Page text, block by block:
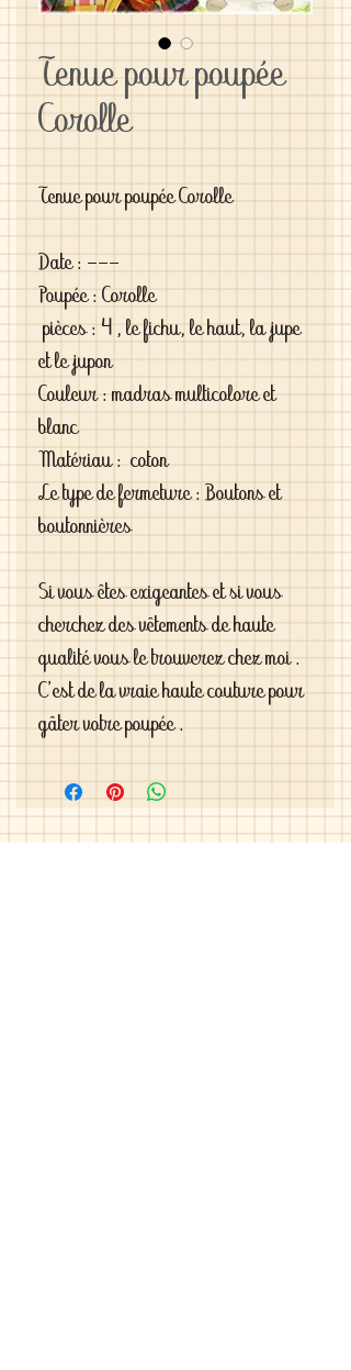
Tenue pour poupée
Corolle
Tenue pour poupée Corolle
Date : ---
Poupée : Corolle
pièces : 4 , le fichu, le haut, la jupe
et le jupon
Couleur : madras multicolore et
blanc
Matériau : coton
Le type de fermeture : Boutons et
boutonnières
Si vous êtes exigeantes et si vous
cherchez des vêtements de haute
qualité vous le trouverez chez moi .
C'est de la vraie haute couture pour
gâter votre poupée .